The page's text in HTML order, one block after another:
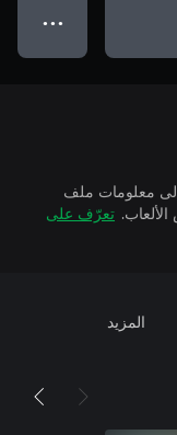
● ● ●
إلى معلومات ملف
تعرّف على
المزيد